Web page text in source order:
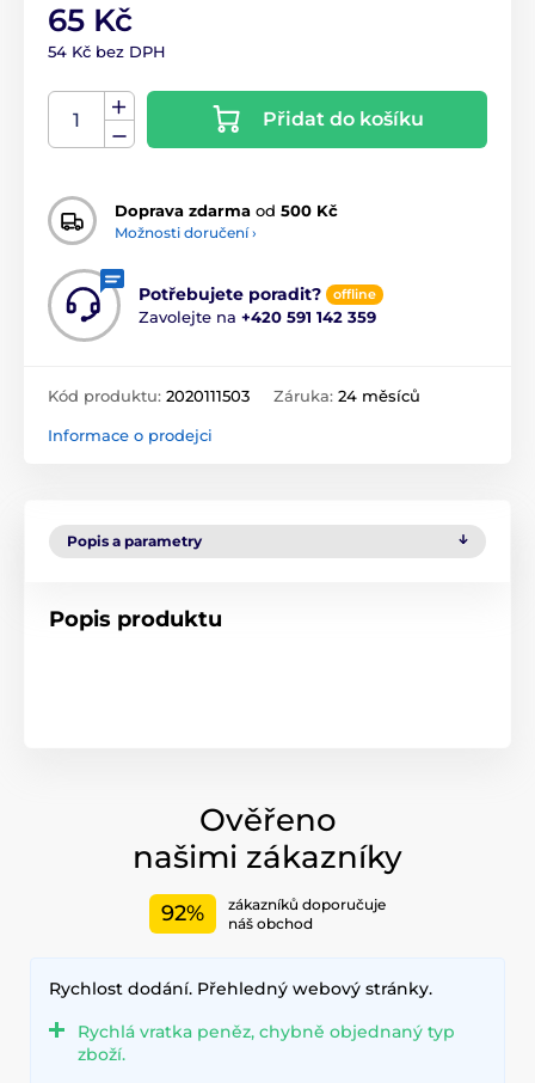
65 Kč
54 Kč bez DPH
Přidat do košíku
Doprava zdarma od 500 Kč
Možnosti doručení ›
Potřebujete poradit? offline
Zavolejte na +420 591 142 359
Kód produktu: 2020111503 Záruka: 24 měsíců
Informace o prodejci
Popis a parametry
Popis produktu
Ověřeno
našimi zákazníky
92%
zákazníků doporučuje
náš obchod
Rychlost dodání. Přehledný webový stránky.
Rychlá vratka peněz, chybně objednaný typ
zboží.